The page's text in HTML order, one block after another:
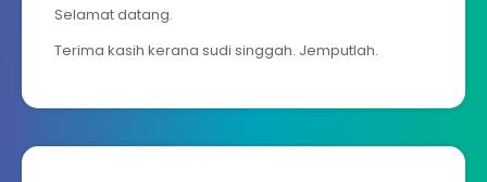
Selamat datang.
Terima kasih kerana sudi singgah. Jemputlah.